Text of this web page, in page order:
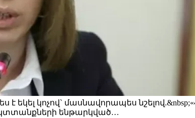
եկել կոչով` մասնավորապես
կտտանքների ենթարկված…